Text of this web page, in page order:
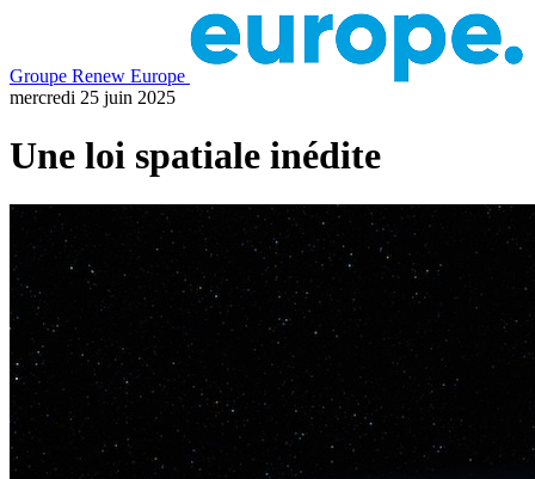
Groupe Renew Europe
mercredi 25 juin 2025
Une loi spatiale inédite